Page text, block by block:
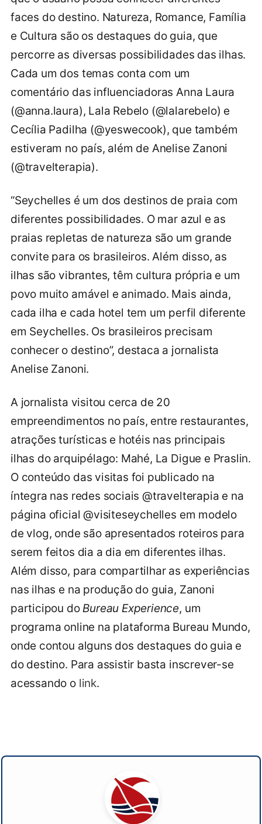
faces do destino. Natureza, Romance, Família
e Cultura são os destaques do guia, que
percorre as diversas possibilidades das ilhas.
Cada um dos temas conta com um
comentário das influenciadoras Anna Laura
(@anna.laura), Lala Rebelo (@lalarebelo) e
Cecília Padilha (@yeswecook), que também
estiveram no país, além de Anelise Zanoni
(@travelterapia).
“Seychelles é um dos destinos de praia com
diferentes possibilidades. O mar azul e as
praias repletas de natureza são um grande
convite para os brasileiros. Além disso, as
ilhas são vibrantes, têm cultura própria e um
povo muito amável e animado. Mais ainda,
cada ilha e cada hotel tem um perfil diferente
em Seychelles. Os brasileiros precisam
conhecer o destino”, destaca a jornalista
Anelise Zanoni.
A jornalista visitou cerca de 20
empreendimentos no país, entre restaurantes,
atrações turísticas e hotéis nas principais
ilhas do arquipélago: Mahé, La Digue e Praslin.
O conteúdo das visitas foi publicado na
íntegra nas redes sociais @travelterapia e na
página oficial @visiteseychelles em modelo
de vlog, onde são apresentados roteiros para
serem feitos dia a dia em diferentes ilhas.
Além disso, para compartilhar as experiências
nas ilhas e na produção do guia, Zanoni
participou do Bureau Experience, um
programa online na plataforma Bureau Mundo,
onde contou alguns dos destaques do guia e
do destino. Para assistir basta inscrever-se
acessando olink.